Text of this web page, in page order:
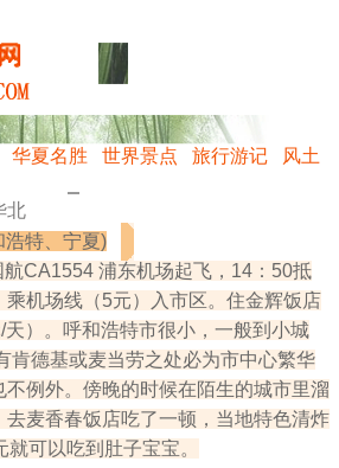
华夏名胜 世界景点 旅行游记
风土
北
浩特、宁夏)
CA1554 浦东机场起飞，14：50抵
机场线（5元）入市区。住金辉饭店
天）。呼和浩特市很小，一般到小城
肯德基或麦当劳之处必为市中心繁华
例外。傍晚的时候在陌生的城市里溜
麦香春饭店吃了一顿，当地特色清炸
可以吃到肚子宝宝。